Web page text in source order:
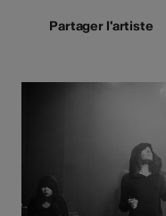
Partager l'artiste